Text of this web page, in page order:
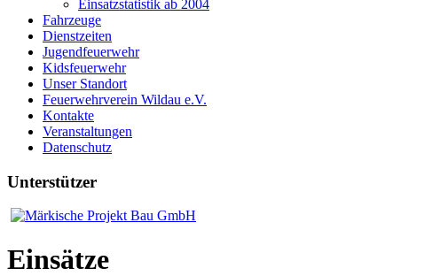
Einsatzstatistik ab 2004
Fahrzeuge
Dienstzeiten
Jugendfeuerwehr
Kidsfeuerwehr
Unser Standort
Feuerwehrverein Wildau e.V.
Kontakte
Veranstaltungen
Datenschutz
Unterstützer
Einsätze